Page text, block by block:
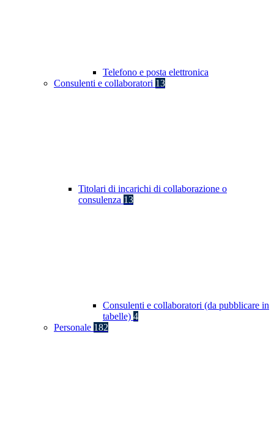
Telefono e posta elettronica
Consulenti e collaboratori 13
Titolari di incarichi di collaborazione o
consulenza 13
Consulenti e collaboratori (da pubblicare in
tabelle) 4
Personale 182